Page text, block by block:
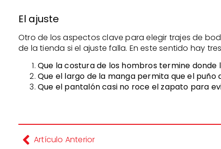
El ajuste
Otro de los aspectos clave para elegir trajes de
de la tienda si el ajuste falla. En este sentido hay
Que la costura de los hombros termine donde
Que el largo de la manga permita que el puño
Que el pantalón casi no roce el zapato para
Artículo Anterior